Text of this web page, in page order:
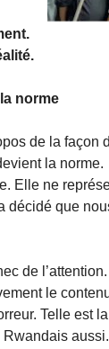
norme
de la façon
la norme.
Elle ne
décidé que
de
le
Telle est